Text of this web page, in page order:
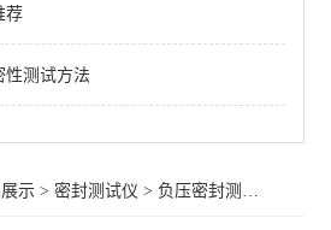
荐
性测试方法
示 >密封测试仪 > 负压密封测试仪